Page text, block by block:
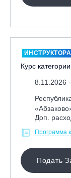
Курс
8.11.2026
Доп.
Программа
Подать